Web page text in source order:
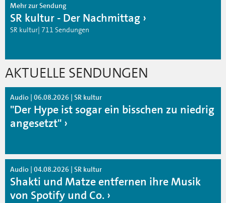
Mehr zur Sendung
SR kultur - Der Nachmittag
SR kultur| 711 Sendungen
AKTUELLE SENDUNGEN
Audio | 06.08.2026 | SR kultur
"Der Hype ist sogar ein bisschen zu niedrig
angesetzt"
Audio | 04.08.2026 | SR kultur
Shakti und Matze entfernen ihre Musik
von Spotify und Co.